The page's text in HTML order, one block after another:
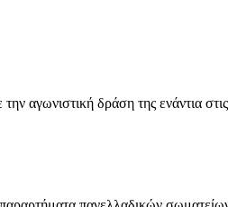
δράση της ενάντια